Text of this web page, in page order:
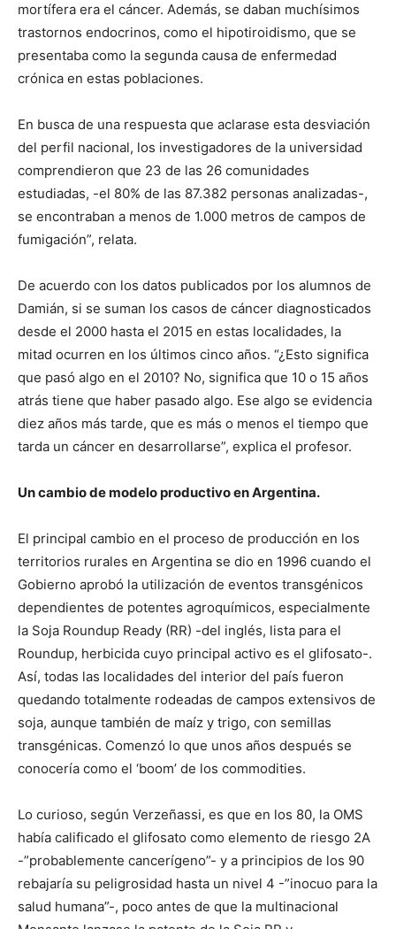
mortífera era el cáncer. Además, se daban muchísimos
trastornos endocrinos, como el hipotiroidismo, que se
presentaba como la segunda causa de enfermedad
crónica en estas poblaciones.
En busca de una respuesta que aclarase esta desviación
del perfil nacional, los investigadores de la universidad
comprendieron que 23 de las 26 comunidades
estudiadas, -el 80% de las 87.382 personas analizadas-,
se encontraban a menos de 1.000 metros de campos de
fumigación”, relata.
De acuerdo con los datos publicados por los alumnos de
Damián, si se suman los casos de cáncer diagnosticados
desde el 2000 hasta el 2015 en estas localidades, la
mitad ocurren en los últimos cinco años. “¿Esto significa
que pasó algo en el 2010? No, significa que 10 o 15 años
atrás tiene que haber pasado algo. Ese algo se evidencia
diez años más tarde, que es más o menos el tiempo que
tarda un cáncer en desarrollarse”, explica el profesor.
Un cambio de modelo productivo en Argentina.
El principal cambio en el proceso de producción en los
territorios rurales en Argentina se dio en 1996 cuando el
Gobierno aprobó la utilización de eventos transgénicos
dependientes de potentes agroquímicos, especialmente
la Soja Roundup Ready (RR) -del inglés, lista para el
Roundup, herbicida cuyo principal activo es el glifosato-.
Así, todas las localidades del interior del país fueron
quedando totalmente rodeadas de campos extensivos de
soja, aunque también de maíz y trigo, con semillas
transgénicas. Comenzó lo que unos años después se
conocería como el ‘boom’ de los commodities.
Lo curioso, según Verzeñassi, es que en los 80, la OMS
había calificado el glifosato como elemento de riesgo 2A
-”probablemente cancerígeno”- y a principios de los 90
rebajaría su peligrosidad hasta un nivel 4 -”inocuo para la
salud humana”-, poco antes de que la multinacional